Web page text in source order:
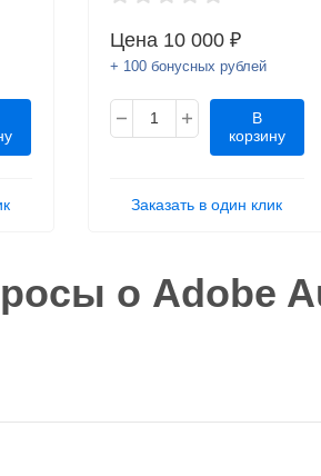
License Named Level 4
100+
Цена 10 000 ₽
+ 100 бонусных рублей
В
корзину
Заказать в один клик
о Adobe